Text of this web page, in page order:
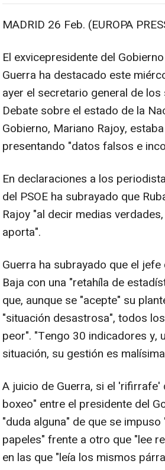
MADRID 26 Feb. (EUROPA
El exvicepresidente del
Guerra ha destacado este
ayer el secretario general de
Debate sobre el estado de la
Gobierno, Mariano Rajoy,
presentando "datos falsos e
En declaraciones a los
del PSOE ha subrayado que
Rajoy "al decir medias
aporta".
Guerra ha subrayado que el
Baja con una "retahíla de
que, aunque se "acepte" su
"situación desastrosa", todos
peor". "Tengo 30 indicadores y,
situación, su gestión es
A juicio de Guerra, si el
boxeo" entre el presidente del
"duda alguna" de que se
papeles" frente a otro que "lee
en las que "leía los mismos